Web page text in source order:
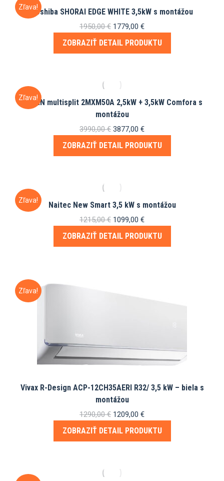
Zľava!Toshiba SHORAI EDGE WHITE 3,5kW s montážou
1950,00€ Pôvodná
cena
1779,00 €Aktuálna
cena
ZOBRAZIŤ DETAIL PRODUKTU
Zľava!
DAIKIN multisplit 2MXM50A 2,5kW + 3,5kW Comfora s
montážou
3990,00€ Pôvodná
cena
3877,00 €Aktuálna
cena
ZOBRAZIŤ DETAIL PRODUKTU
Zľava! Naitec New Smart 3,5 kW s montážou
1215,00€ Pôvodná
cena
1099,00 €Aktuálna
cena
ZOBRAZIŤ DETAIL PRODUKTU
Zľava!
Vivax R-Design ACP-12CH35AERI R32/ 3,5 kW – biela s
montážou
1290,00€ Pôvodná
cena
1209,00 €Aktuálna
cena
ZOBRAZIŤ DETAIL PRODUKTU